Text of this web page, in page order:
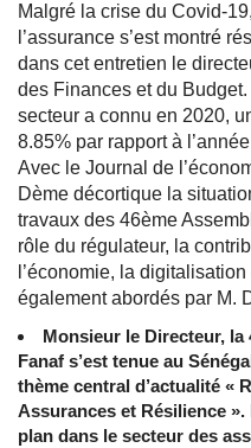
Malgré la crise du Covid-
l’assurance s’est montré
dans cet entretien le
des Finances et du
secteur a connu en 2020,
8.85% par rapport à
Avec le Journal de
Dème décortique la
travaux des 46ème
rôle du régulateur, la
l’économie, la
également abordés par M.
Monsieur le Directeur, la
Fanaf s’est tenue au
thème central d’actualité «
Assurances et Résilience ».
plan dans le secteur des